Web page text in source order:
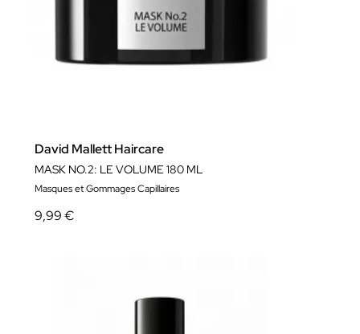
David Mallett Haircare
MASK NO.2: LE VOLUME 180 ML
Masques et Gommages Capillaires
9,99 €